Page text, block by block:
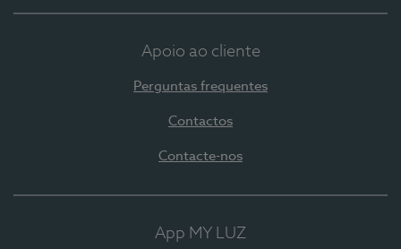
Apoio ao cliente
Perguntas frequentes
Contactos
Contacte-nos
App MY LUZ